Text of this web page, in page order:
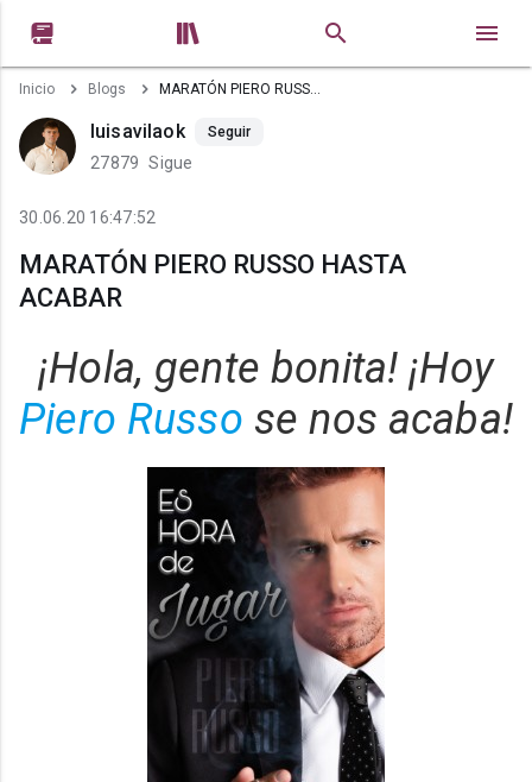
 
Inicio Blogs MARATÓN PIERO RUSSO HASTA ACABAR
luisavilaok Seguir
27879 Sigue
30.06.20 16:47:52
MARATÓN PIERO RUSSO HASTA
ACABAR
¡Hola, gente bonita! ¡Hoy
Piero Russo se nos acaba!